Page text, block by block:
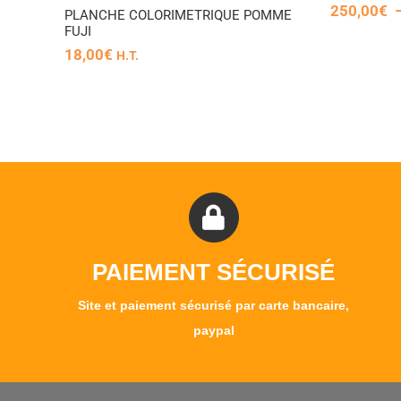
PLANCHE COLORIMETRIQUE POMME
FUJI
18,00€ H.T.
250,00€
PAIEMENT SÉCURISÉ
Site et paiement sécurisé par carte bancaire,
paypal